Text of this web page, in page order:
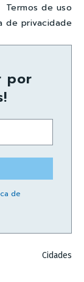
Termos de uso
de privacidade
por
de
Cidades